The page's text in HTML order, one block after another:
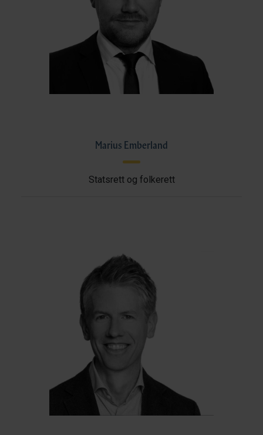
Marius Emberland
Statsrett og folkerett